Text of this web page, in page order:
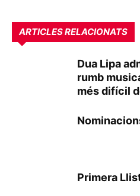
ARTICLES RELACIONATS
Dua Lipa
rumb
més difícil
Primera